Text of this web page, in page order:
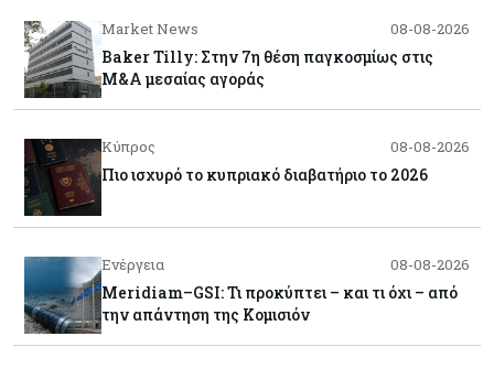
Market News 08-08-2026
Baker Tilly: Στην 7η θέση παγκοσμίως στις
M&A μεσαίας αγοράς
Κύπρος 08-08-2026
Πιο ισχυρό το κυπριακό διαβατήριο το 2026
Ενέργεια 08-08-2026
Meridiam–GSI: Τι προκύπτει – και τι όχι – από
την απάντηση της Κομισιόν